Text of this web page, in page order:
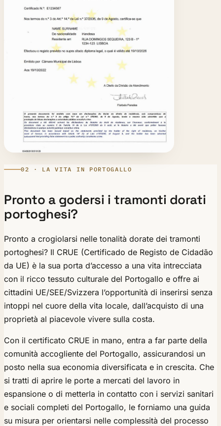
02 · LA VITA IN PORTOGALLO
Pronto a godersi i tramonti dorati
portoghesi?
Pronto a crogiolarsi nelle tonalità dorate dei tramonti
portoghesi? Il CRUE (Certificado de Registo de Cidadão
da UE) è la sua porta d’accesso a una vita intrecciata
con il ricco tessuto culturale del Portogallo e offre ai
cittadini UE/SEE/Svizzera l’opportunità di inserirsi senza
intoppi nel cuore della vita locale, dall’acquisto di una
proprietà al piacevole vivere sulla costa.
Con il certificato CRUE in mano, entra a far parte della
comunità accogliente del Portogallo, assicurandosi un
posto nella sua economia diversificata e in crescita. Che
si tratti di aprire le porte a mercati del lavoro in
espansione o di metterla in contatto con i servizi sanitari
e sociali completi del Portogallo, le forniamo una guida
su misura per orientarsi nelle complessità del processo